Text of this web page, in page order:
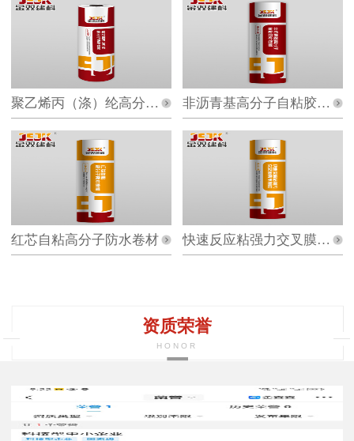
聚乙烯丙（涤）纶高分子防水卷材 非沥青基高分子自粘胶膜防水卷材
红芯自粘高分子防水卷材 快速反应粘强力交叉膜防水卷材
资质荣誉
HONOR